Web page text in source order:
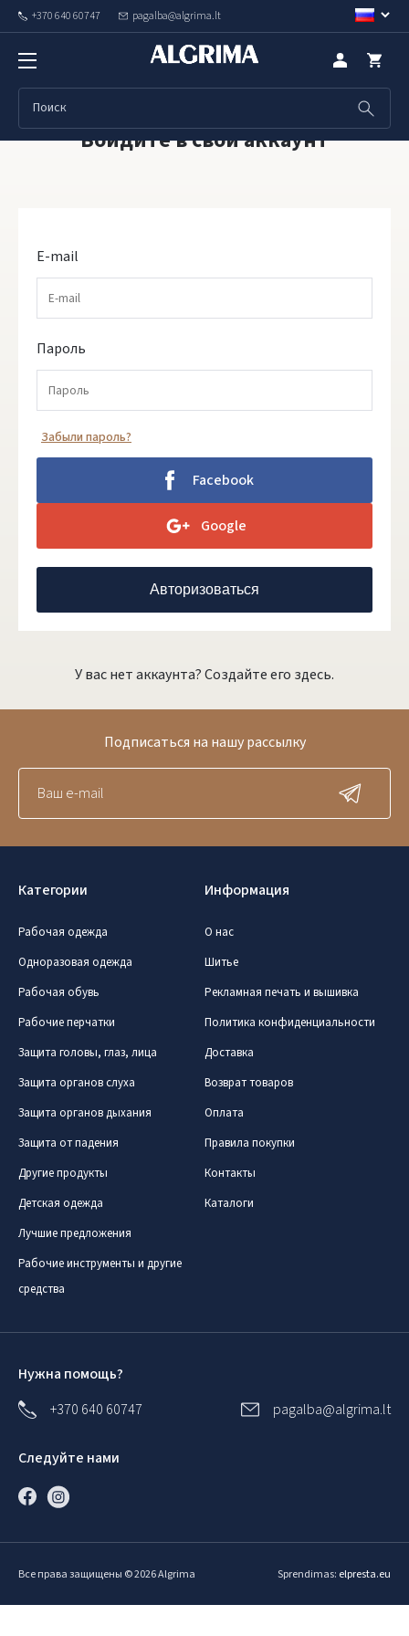
+370 640 60747 pagalba@algrima.lt
Войдите в свой аккаунт
E-mail
Пароль
Забыли пароль?
Facebook
Google
Авторизоваться
У вас нет аккаунта? Создайте его здесь.
Категории
Рабочая одежда
Одноразовая одежда
Рабочая обувь
Рабочие перчатки
Защита головы, глаз, лица
Защита органов слуха
Защита органов дыхания
Защита от падения
Другие продукты
Детская одежда
Лучшие предложения
Рабочие инструменты и другие
средства
Информация
О нас
Шитье
Рекламная печать и вышивка
Политика конфиденциальности
Доставка
Возврат товаров
Оплата
Правила покупки
Контакты
Каталоги
Подписаться на нашу рассылку
Нужна помощь?
+370 640 60747
pagalba@algrima.lt
Следуйте нами
Все права защищены © 2026 Algrima Sprendimas: elpresta.eu
Google
Dar neturite paskyros? Registruokites